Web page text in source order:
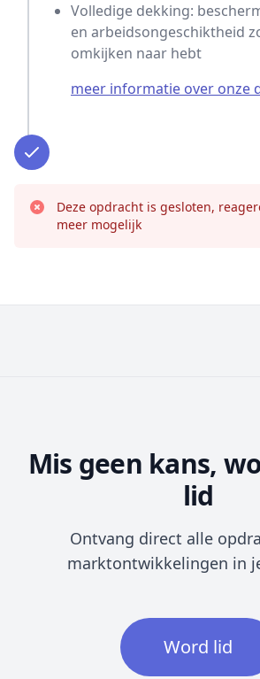
Volledige dekking:
en arbeidsongeschiktheid
omkijken naar hebt
meer informatie over onze
Deze opdracht is gesloten,
meer mogelijk
Mis geen kans,
lid
Ontvang direct alle
marktontwikkelingen in
Word lid